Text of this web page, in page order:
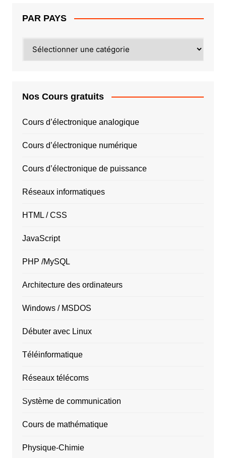
PAR PAYS
PAYS
Nos Cours gratuits
Cours d’électronique analogique
Cours d’électronique numérique
Cours d’électronique de puissance
Réseaux informatiques
HTML / CSS
JavaScript
PHP /MySQL
Architecture des ordinateurs
Windows / MSDOS
Débuter avec Linux
Téléinformatique
Réseaux télécoms
Système de communication
Cours de mathématique
Physique-Chimie